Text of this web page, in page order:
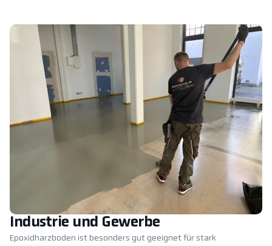
Industrie und Gewerbe
Epoxidharzboden ist besonders gut geeignet für stark